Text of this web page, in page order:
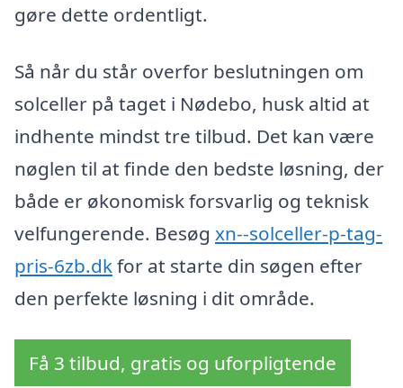
gøre dette ordentligt.
Så når du står overfor beslutningen om
solceller på taget i Nødebo, husk altid at
indhente mindst tre tilbud. Det kan være
nøglen til at finde den bedste løsning, der
både er økonomisk forsvarlig og teknisk
velfungerende. Besøg xn--solceller-p-tag-
pris-6zb.dkfor at starte din søgen efter
den perfekte løsning i dit område.
Få 3 tilbud, gratis og uforpligtende